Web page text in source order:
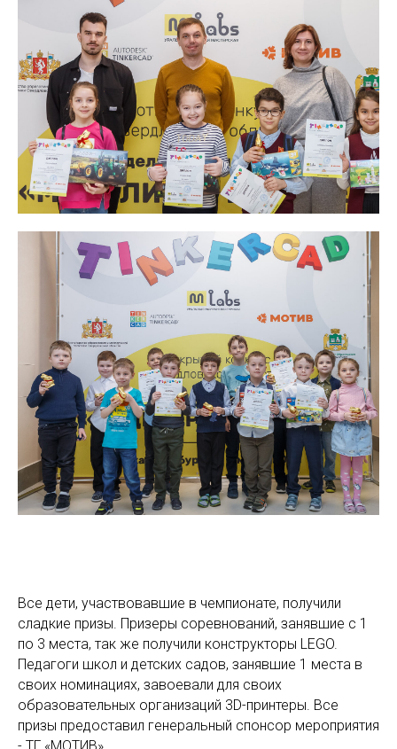
Все дети, участвовавшие в чемпионате, получили
сладкие призы. Призеры соревнований, занявшие с 1
по 3 места, так же получили конструкторы LEGO.
Педагоги школ и детских садов, занявшие 1 места в
своих номинациях, завоевали для своих
образовательных организаций 3D-принтеры. Все
призы предоставил генеральный спонсор мероприятия
Уральская научная мастерская «М-ЛАБС»
Резидент Технопарка высоких технологий
Свердловской области «Университетский»,
регионального оператора «Сколково»
+7 (922) 203 51 52
По вопросам сотрудничества:
MLABSPRO@MAIL.RU